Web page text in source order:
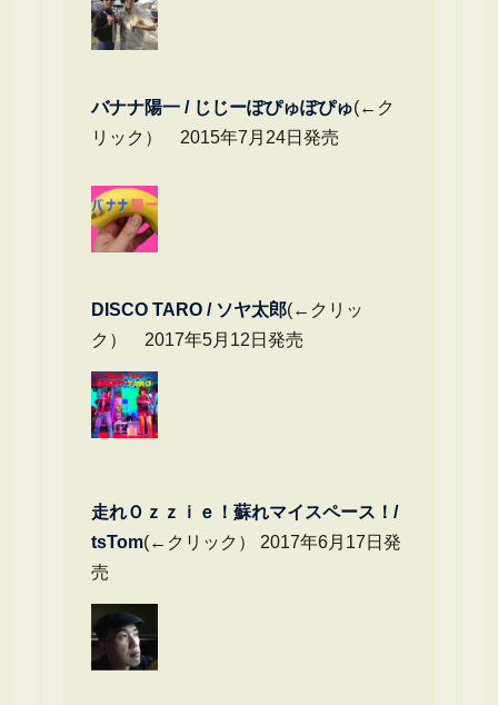
バナナ陽一 / じじーぽぴゅぽぴゅ(←ク
リック） 2015年7月24日発売
DISCO TARO / ソヤ太郎(←クリッ
ク） 2017年5月12日発売
走れＯｚｚｉｅ！蘇れマイスペース！/
tsTom(←クリック） 2017年6月17日発
売